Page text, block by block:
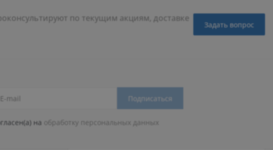
по текущим акциям, доставке
Задать вопрос
Подписаться
на обработку персональных данных